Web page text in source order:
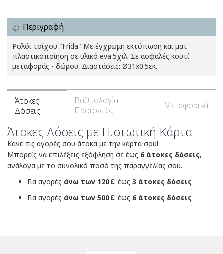
Περιγραφή
Ρολόι τοίχου "Frida" Με έγχρωμη εκτύπωση και ματ
πλαστικοποίηση σε υλικό eva 5χιλ. Σε ασφαλές κουτί
μεταφοράς - δώρου. Διαστάσεις: Ø31x0.5εκ.
Άτοκες
Δόσεις
Βαθμολογία
Προϊόντος
Μεταφορικά
Άτοκες Δόσεις με Πιστωτική Κάρτα
Κάνε τις αγορές σου άτοκα με την κάρτα σου!
Μπορείς να επιλέξεις εξόφληση σε έως 6 άτοκες δόσεις,
ανάλογα με το συνολικό ποσό της παραγγελίας σου.
Για αγορές άνω των 120 €: έως 3 άτοκες δόσεις
Για αγορές άνω των 500 €: έως 6 άτοκες δόσεις